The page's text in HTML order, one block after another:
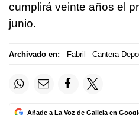
cumplirá veinte años el
junio.
Archivado en: Fabril Cantera
Añade a La Voz de Galicia en